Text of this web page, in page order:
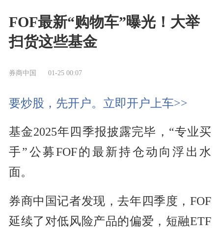
FOF最新“购物车”曝光！大举
扫货这些基金
券商中国 01-25 00:07
要炒股，先开户。立即开户上车>>
基金2025年四季报披露完毕，“专业买
手”公募FOF的最新持仓动向浮出水
面。
券商中国记者发现，去年四季度，FOF
延续了对低风险产品的偏爱，短融ETF